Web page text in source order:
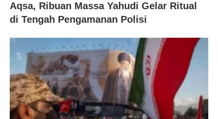
Aqsa, Ribuan Massa Yahudi Gelar Ritual
di Tengah Pengamanan Polisi